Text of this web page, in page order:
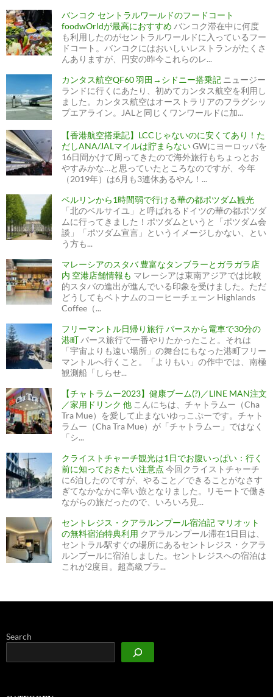
バンコク セントラルワールドのフードコート
foodwOrldが最高におすすめ バンコク滞在中に何度
も利用したのがセントラルワールドに入っているフー
ドコート。バンコクにはおいしいレストランがたくさ
んありますが、円安の昨今これらのレ...
カンタス航空QF60 羽田→シドニー搭乗記 ニュージー
ランドに行くにあたり、初めてカンタス航空を利用し
ました。カンタス航空はオーストラリアのフラグシッ
プエアライン。JALと同じくワンワールドに加...
【香港航空搭乗記】LCCじゃないのに安くてあり！た
だしANA/JALマイルは貯まらないGWにヨーロッパを
16日間かけて周ってきたので海外旅行もちょっとお
やすみかな…と思っていたところなのですが、今年
（2019年）は6月も3連休あるやん！...
ベルリンから1時間弱で行ける華の都ポツダム観光
「北のベルサイユ」と呼ばれるドイツの華の都ポツダ
ムに行ってきました！ポツダムというと「ポツダム会
談」「ポツダム宣言」というイメージしかない、とい
う方も...
マレーシアのスタバ 豊富なタンブラーとガラガラ店
内 空港店舗情報も マレーシアは東南アジアでは比較
的スタバの進出が進んでいる印象を受けました。ただ
どうしてもベトナムのコーヒーチェーン Highlands
Coffee（...
フリーマントル日帰り旅行 パースから電車で30分の
港町 パース旅行で一番やりたかったこと。それは
「宇宙よりも遠い場所」の舞台にもなった港町フリー
マントルへ行くこと。「よりもい」の作中では、南極
観測船「しらせ...
【チャトラムー2023】健康ブーム(?)／LINE MAN注文
／家用ドリンク 他 こんにちは、チャトラムー（Cha
Tra Mue）を愛して止まないゆっこぷーです。チャト
ラムー（Cha Tra Mue）が「チャトラムー」ではなく
「シ...
クライストチャーチ観光は1日でお腹いっぱい：行く
前に知っておきたい注意点 今回クライストチャーチ
に6泊したのですが、やること／できることがなさす
ぎてなかなかに辛い旅となりました。リモートで働き
ながらの旅だったので、いろいろ見...
セントレジス・クアラルンプール宿泊記 マリオット
の無料宿泊特典利用 クアラルンプール滞在1日目は、
セントラル駅すぐの場所にあるセントレジス・クアラ
ルンプールに宿泊しました。セントレジスへの宿泊は
これが2度目。超高級ブラ...
Search